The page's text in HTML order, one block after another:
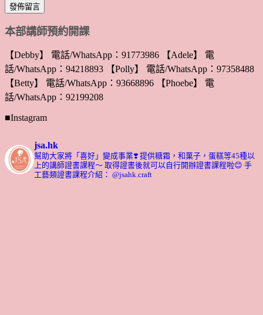
本部講師預約開課
【Debby】 電話/WhatsApp：91773986 【Adele】 電
話/WhatsApp：94218893 【Polly】 電話/WhatsApp：97358488
【Betty】 電話/WhatsApp：93668896 【Phoebe】 電
話/WhatsApp：92199208
■Instagram
jsa.hk
幫助大家將「喜好」變成事業❣️ 提供糖霜，和菓子，蛋糕等45種以
上的講師證書課程～ 取得證書後就可以自行開辦證書課程啦😊 手
工藝類證書課程介紹： @jsahk.craft